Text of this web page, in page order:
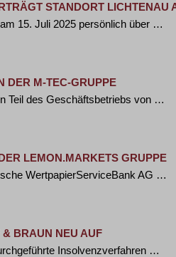
STANDORT LICHTENAU
15. Juli 2025 persönlich über …
DER M-TEC-GRUPPE
Teil des Geschäftsbetriebs von …
LEMON.MARKETS GRUPPE
WertpapierServiceBank AG …
& BRAUN NEU AUF
Insolvenzverfahren …